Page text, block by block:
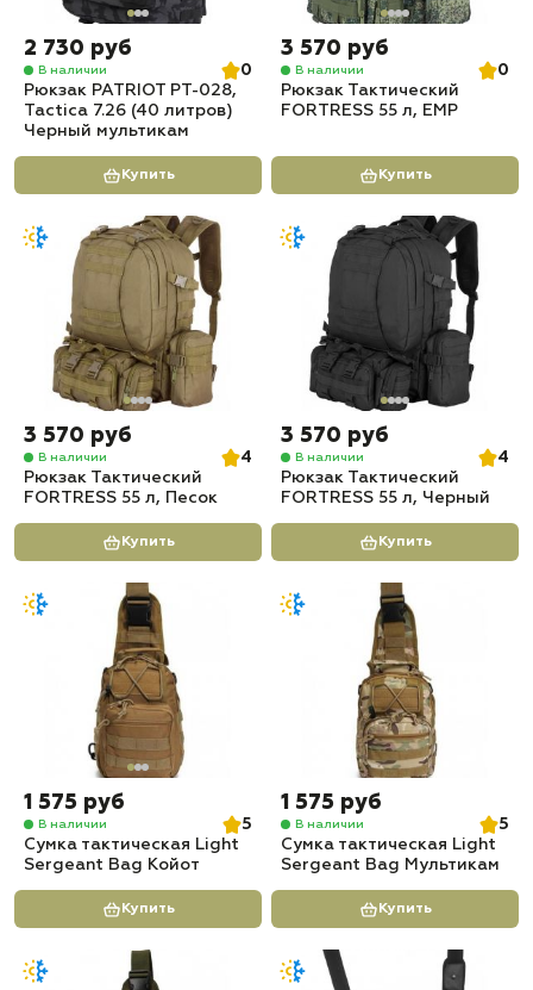
2 730 руб
В наличии
0
Рюкзак PATRIOT РТ-028,
Tactica 7.26 (40 литров)
Черный мультикам
Купить
3 570 руб
В наличии
0
Рюкзак Тактический
FORTRESS 55 л, ЕМР
Купить
3 570 руб
В наличии
4
Рюкзак Тактический
FORTRESS 55 л, Песок
Купить
3 570 руб
В наличии
4
Рюкзак Тактический
FORTRESS 55 л, Черный
Купить
1 575 руб
В наличии
5
Сумка тактическая Light
Sergeant Bag Койот
Купить
1 575 руб
В наличии
5
Сумка тактическая Light
Sergeant Bag Мультикам
Купить